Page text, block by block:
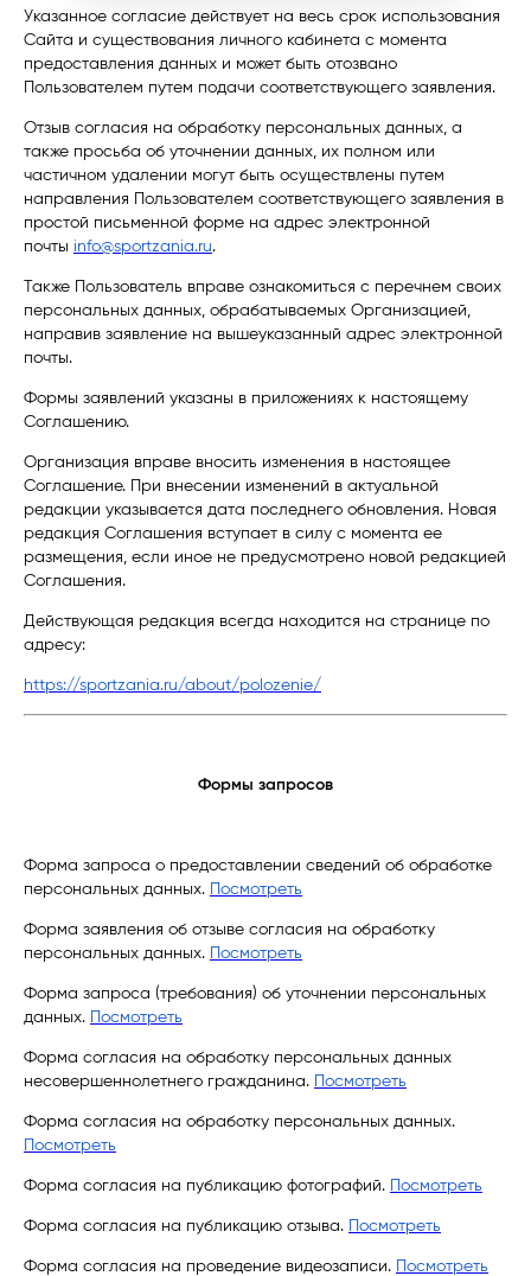
Указанное согласие действует на весь срок использования
Сайта и существования личного кабинета с момента
предоставления данных и может быть отозвано
Пользователем путем подачи соответствующего заявления.
Отзыв согласия на обработку персональных данных, а
также просьба об уточнении данных, их полном или
частичном удалении могут быть осуществлены путем
направления Пользователем соответствующего заявления в
простой письменной форме на адрес электронной
почты info@sportzania.ru.
Также Пользователь вправе ознакомиться с перечнем своих
персональных данных, обрабатываемых Организацией,
направив заявление на вышеуказанный адрес электронной
почты.
Формы заявлений указаны в приложениях к настоящему
Соглашению.
Организация вправе вносить изменения в настоящее
Соглашение. При внесении изменений в актуальной
редакции указывается дата последнего обновления. Новая
редакция Соглашения вступает в силу с момента ее
размещения, если иное не предусмотрено новой редакцией
Соглашения.
Действующая редакция всегда находится на странице по
адресу:
https://sportzania.ru/about/polozenie/
Формы запросов
Форма запроса о предоставлении сведений об обработке
персональных данных.
Посмотреть
Форма заявления об отзыве согласия на обработку
персональных данных.
Посмотреть
Форма запроса (требования) об уточнении персональных
данных.
Посмотреть
Форма согласия на обработку персональных данных
несовершеннолетнего гражданина.
Посмотреть
Форма согласия на обработку персональных данных.
Посмотреть
Форма согласия на публикацию фотографий. Посмотреть
Форма согласия на публикацию отзыва. Посмотреть
Форма согласия на проведение видеозаписи. Посмотреть